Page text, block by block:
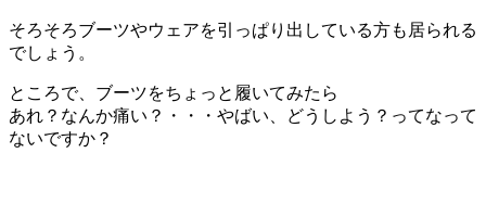
そろそろブーツやウェアを引っぱり出している方も居られる
でしょう。
ところで、ブーツをちょっと履いてみたら
あれ？なんか痛い？・・・やばい、どうしよう？ってなって
ないですか？